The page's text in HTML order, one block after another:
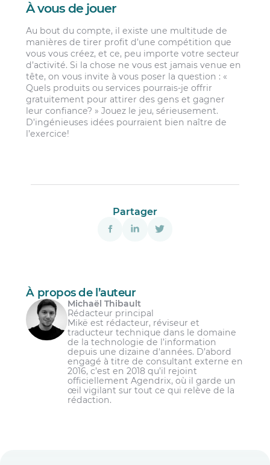
À vous de jouer
Au bout du compte, il existe une multitude de
manières de tirer profit d’une compétition que
vous vous créez, et ce, peu importe votre secteur
d’activité. Si la chose ne vous est jamais venue en
tête, on vous invite à vous poser la question : «
Quels produits ou services pourrais-je offrir
gratuitement pour attirer des gens et gagner
leur confiance? » Jouez le jeu, sérieusement.
D’ingénieuses idées pourraient bien naître de
l’exercice!
Partager
À propos de l’auteur
Michaël Thibault
Rédacteur principal
Mikë est rédacteur, réviseur et
traducteur technique dans le domaine
de la technologie de l’information
depuis une dizaine d'années. D’abord
engagé à titre de consultant externe en
2016, c’est en 2018 qu’il rejoint
officiellement Agendrix, où il garde un
œil vigilant sur tout ce qui relève de la
rédaction.